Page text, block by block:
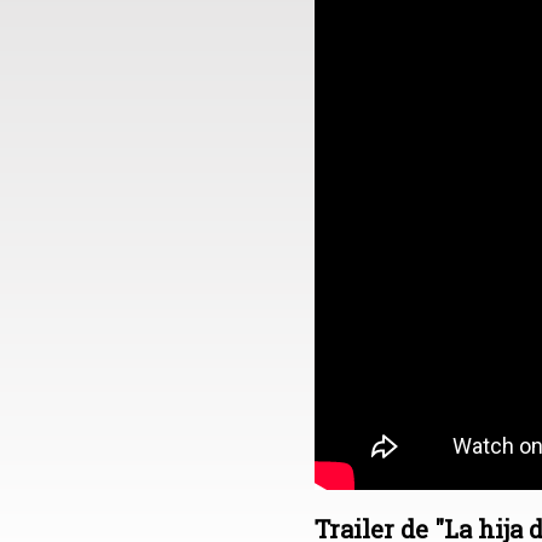
Trailer de "La hija